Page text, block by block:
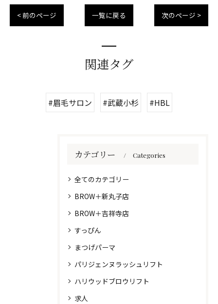
< 前のページ 一覧に戻る 次のページ >
関連タグ
#眉毛サロン #武蔵小杉 #HBL
カテゴリー Categories
全てのカテゴリー
BROW＋新丸子店
BROW＋吉祥寺店
すっぴん
まつげパーマ
パリジェンヌラッシュリフト
ハリウッドブロウリフト
求人